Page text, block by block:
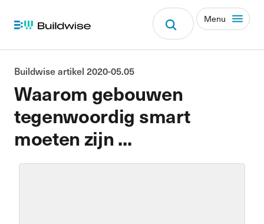
Menu
Waarom gebouwen
tegenwoordig smart
moeten zijn ...
Buildwise artikel 2020-05.05